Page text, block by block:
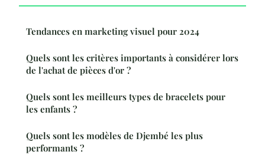
Tendances en marketing visuel pour 2024
Quels sont les critères importants à considérer lors
de l'achat de pièces d'or ?
Quels sont les meilleurs types de bracelets pour
les enfants ?
Quels sont les modèles de Djembé les plus
performants ?